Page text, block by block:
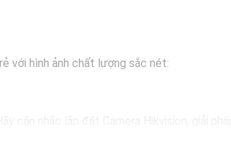
với hình ảnh chất lượng sắc nét: